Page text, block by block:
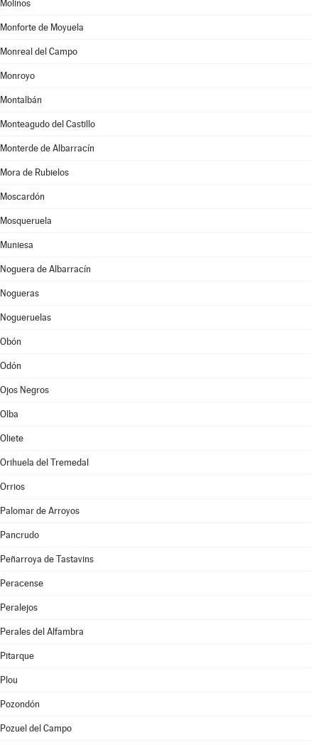
Molinos
Monforte de Moyuela
Monreal del Campo
Monroyo
Montalbán
Monteagudo del Castillo
Monterde de Albarracín
Mora de Rubielos
Moscardón
Mosqueruela
Muniesa
Noguera de Albarracín
Nogueras
Nogueruelas
Obón
Odón
Ojos Negros
Olba
Oliete
Orihuela del Tremedal
Orrios
Palomar de Arroyos
Pancrudo
Peñarroya de Tastavins
Peracense
Peralejos
Perales del Alfambra
Pitarque
Plou
Pozondón
Pozuel del Campo